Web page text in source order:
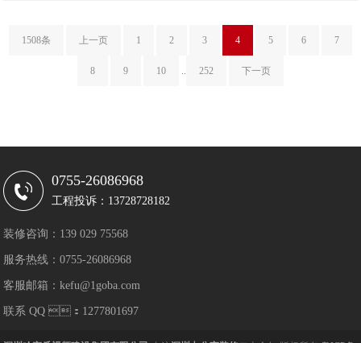
1508条 上一页 1 2 3 4 5 6 7
8 9 10 .. 252 下一页
0755-26086968
工程投诉：13728728182
装修咨询：139 029 75568
服务热线：0755-26086968
客服邮箱：kefu@1goba.com
联系 QQ ：1277801697